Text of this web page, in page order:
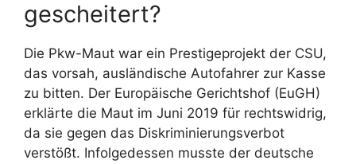
gescheitert?
Die Pkw-Maut war ein Prestigeprojekt der CSU,
das vorsah, ausländische Autofahrer zur Kasse
zu bitten. Der Europäische Gerichtshof (EuGH)
erklärte die Maut im Juni 2019 für rechtswidrig,
da sie gegen das Diskriminierungsverbot
verstößt. Infolgedessen musste der deutsche